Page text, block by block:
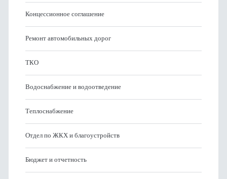
Концессионное соглашение
Ремонт автомобильных дорог
ТКО
Водоснабжение и водоотведение
Теплоснабжение
Отдел по ЖКХ и благоустройств
Бюджет и отчетность